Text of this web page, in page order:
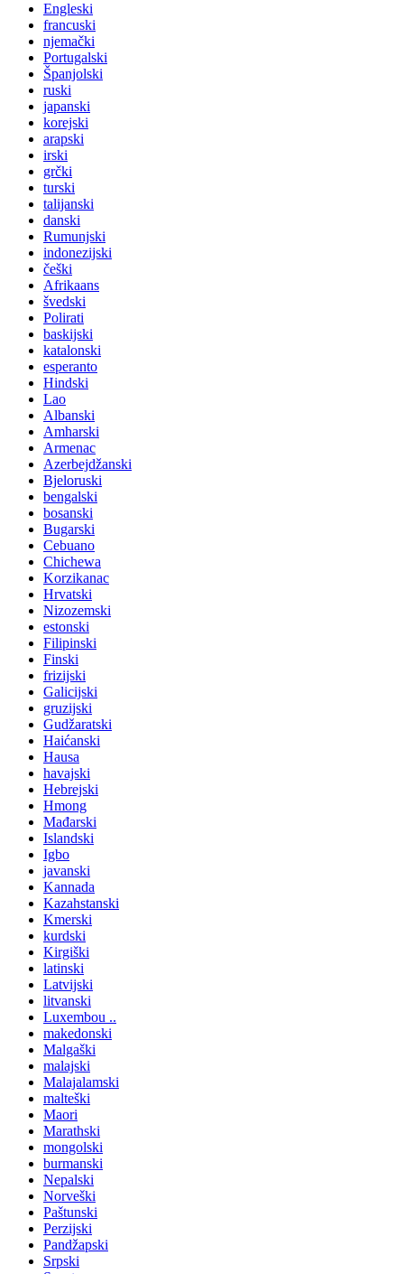
Engleski
francuski
njemački
Portugalski
Španjolski
ruski
japanski
korejski
arapski
irski
grčki
turski
talijanski
danski
Rumunjski
indonezijski
češki
Afrikaans
švedski
Polirati
baskijski
katalonski
esperanto
Hindski
Lao
Albanski
Amharski
Armenac
Azerbejdžanski
Bjeloruski
bengalski
bosanski
Bugarski
Cebuano
Chichewa
Korzikanac
Hrvatski
Nizozemski
estonski
Filipinski
Finski
frizijski
Galicijski
gruzijski
Gudžaratski
Haićanski
Hausa
havajski
Hebrejski
Hmong
Mađarski
Islandski
Igbo
javanski
Kannada
Kazahstanski
Kmerski
kurdski
Kirgiški
latinski
Latvijski
litvanski
Luxembou ..
makedonski
Malgaški
malajski
Malajalamski
malteški
Maori
Marathski
mongolski
burmanski
Nepalski
Norveški
Paštunski
Perzijski
Pandžapski
Srpski